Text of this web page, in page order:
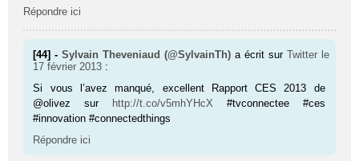
Répondre ici
[44] -Sylvain Theveniaud (@SylvainTh) a écrit sur Twitter le
17 février 2013 :
Si vous l’avez manqué, excellent Rapport CES 2013 de
@olivez sur
http://t.co/v5mhYHcX #tvconnectee #ces
#innovation #connectedthings
Répondre ici